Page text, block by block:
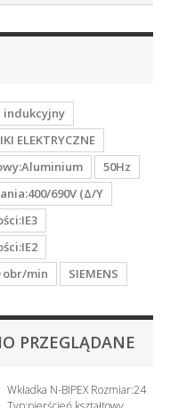
indukcyjny
ELEKTRYCZNE
50Hz
690V (Δ/Y
obr/min
SIEMENS
PRZEGLĄDANE
Wkładka N-BIPEX Rozmiar:24